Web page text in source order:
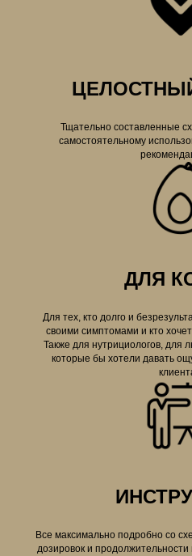
Тщательно составленные
самостоятельному
ДЛЯ
Для тех, кто долго и
своими симптомами и кто
Также для нутрициологов, для
которые бы хотели давать
Все максимально подробно со
дозировок и